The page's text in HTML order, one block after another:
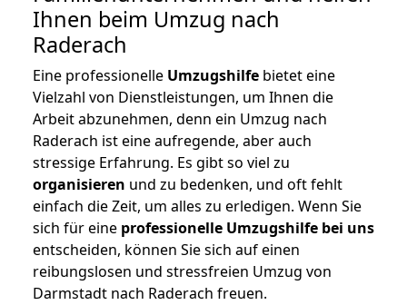
Ihnen beim Umzug nach
Raderach
Eine professionelle Umzugshilfe bietet eine
Vielzahl von Dienstleistungen, um Ihnen die
Arbeit abzunehmen, denn ein Umzug nach
Raderach ist eine aufregende, aber auch
stressige Erfahrung. Es gibt so viel zu
organisieren und zu bedenken, und oft fehlt
einfach die Zeit, um alles zu erledigen. Wenn Sie
sich für eine professionelle Umzugshilfe bei uns
entscheiden, können Sie sich auf einen
reibungslosen und stressfreien Umzug von
Darmstadt nach Raderach freuen.